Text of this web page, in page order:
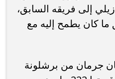
إلى فريقه السابق،
ما كان يطمح إليه مع
جرمان من برشلونة